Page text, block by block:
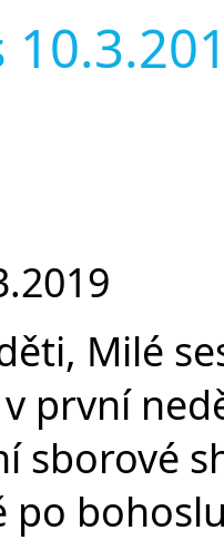
Milé
první
sborové
po